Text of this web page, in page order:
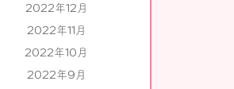
2022年12月
2022年11月
2022年10月
2022年9月